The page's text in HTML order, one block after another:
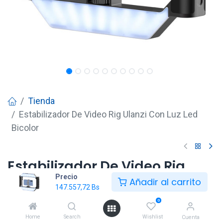
Precio
147.557,72 Bs Añadir al carrito
Home Search
0
Wishlist Cuenta
Tienda
Estabilizador De Video Rig Ulanzi Con Luz Led
Bicolor
Estabilizador De Video Rig
Ulanzi Con Luz Led Bicolor
147.557,72 Bs